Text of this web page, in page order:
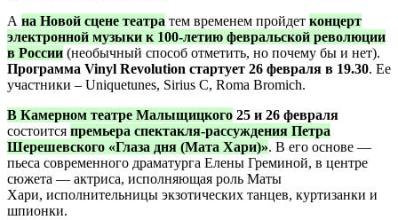
А на Новой сцене театра тем временем пройдет концерт
электронной музыки к 100-летию февральской революции
в России (необычный способ отметить, но почему бы и нет).
Программа Vinyl Revolution стартует 26 февраля в 19.30. Ее
участники – Uniquetunes, Sirius C, Roma Bromich.
В Камерном театре Малыщицкого 25 и 26 февраля
состоится премьера спектакля-рассуждения Петра
Шерешевского «Глаза дня (Мата Хари)». В его основе —
пьеса современного драматурга Елены Греминой, в центре
сюжета — актриса, исполняющая роль Маты
Хари, исполнительницы экзотических танцев, куртизанки и
шпионки.